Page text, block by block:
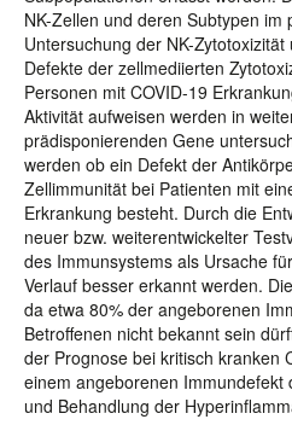
NK-Zellen und deren Subtypen im
Untersuchung der NK-
Defekte der zellmediierten
Personen mit COVID-19
Aktivität aufweisen werden in
prädisponierenden Gene
werden ob ein Defekt der
Zellimmunität bei Patienten mit
Erkrankung besteht. Durch die
neuer bzw. weiterentwickelter
des Immunsystems als Ursache
Verlauf besser erkannt werden.
da etwa 80% der angeborenen
Betroffenen nicht bekannt sein
der Prognose bei kritisch kranken
einem angeborenen Immundefekt
und Behandlung der